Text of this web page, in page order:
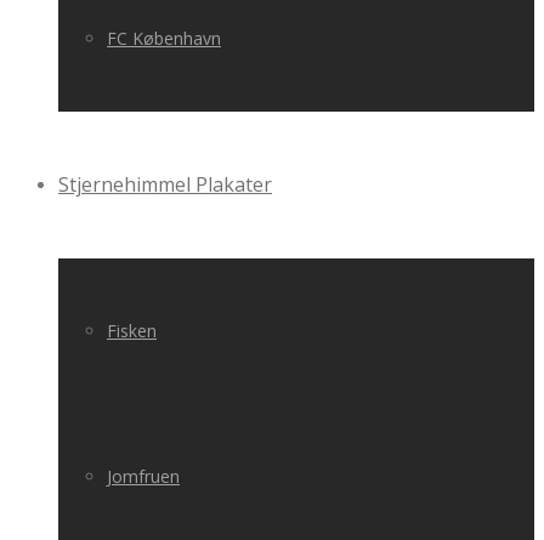
FC København
Stjernehimmel Plakater
Fisken
Jomfruen